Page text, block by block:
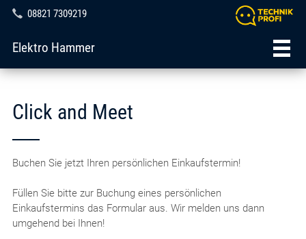
08821 7309219
Elektro Hammer
Click and Meet
Buchen Sie jetzt Ihren persönlichen Einkaufstermin!
Füllen Sie bitte zur Buchung eines persönlichen
Einkaufstermins das Formular aus. Wir melden uns dann
umgehend bei Ihnen!